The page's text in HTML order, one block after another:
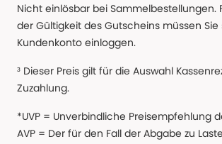
Nicht einlösbar bei Sammelbestellungen.
der Gültigkeit des Gutscheins müssen Sie
Kundenkonto einloggen.
³ Dieser Preis gilt für die Auswahl
Zuzahlung.
*UVP = Unverbindliche Preisempfehlung
AVP = Der für den Fall der Abgabe zu